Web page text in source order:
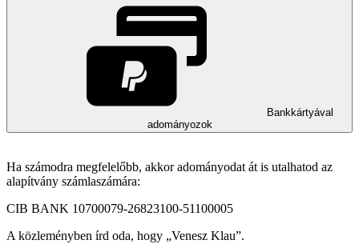
Bankkártyával
adományozok
Ha számodra megfelelőbb, akkor adományodat át is utalhatod az
alapítvány számlaszámára:
CIB BANK 10700079-26823100-51100005
A közleményben írd oda, hogy
Venesz Klau .